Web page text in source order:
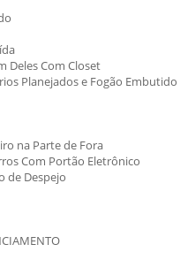
Deles Com Closet
Planejados e Fogão Embutido
na Parte de Fora
Com Portão Eletrônico
de Despejo